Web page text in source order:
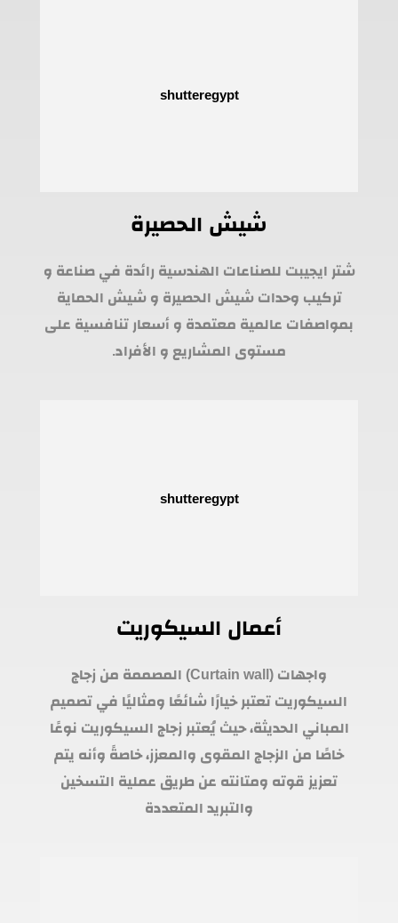
شيش الحصيرة
شتر ايجيبت للصناعات الهندسية رائدة في صناعة و
تركيب وحدات شيش الحصيرة و شيش الحماية
بمواصفات عالمية معتمدة و أسعار تنافسية على
مستوى المشاريع و الأفراد.
أعمال السيكوريت
واجهات (Curtain wall) المصممة من زجاج
السيكوريت تعتبر خيارًا شائعًا ومثاليًا في تصميم
المباني الحديثة، حيث يُعتبر زجاج السيكوريت نوعًا
خاصًا من الزجاج المقوى والمعزز، خاصةً وأنه يتم
تعزيز قوته ومتانته عن طريق عملية التسخين
والتبريد المتعددة